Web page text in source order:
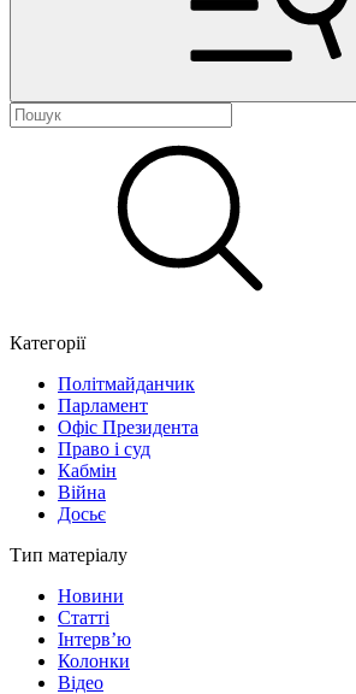
Категорії
Політмайданчик
Парламент
Офіс Президента
Право і суд
Кабмін
Війна
Досьє
Тип матеріалу
Новини
Статті
Інтерв’ю
Колонки
Відео